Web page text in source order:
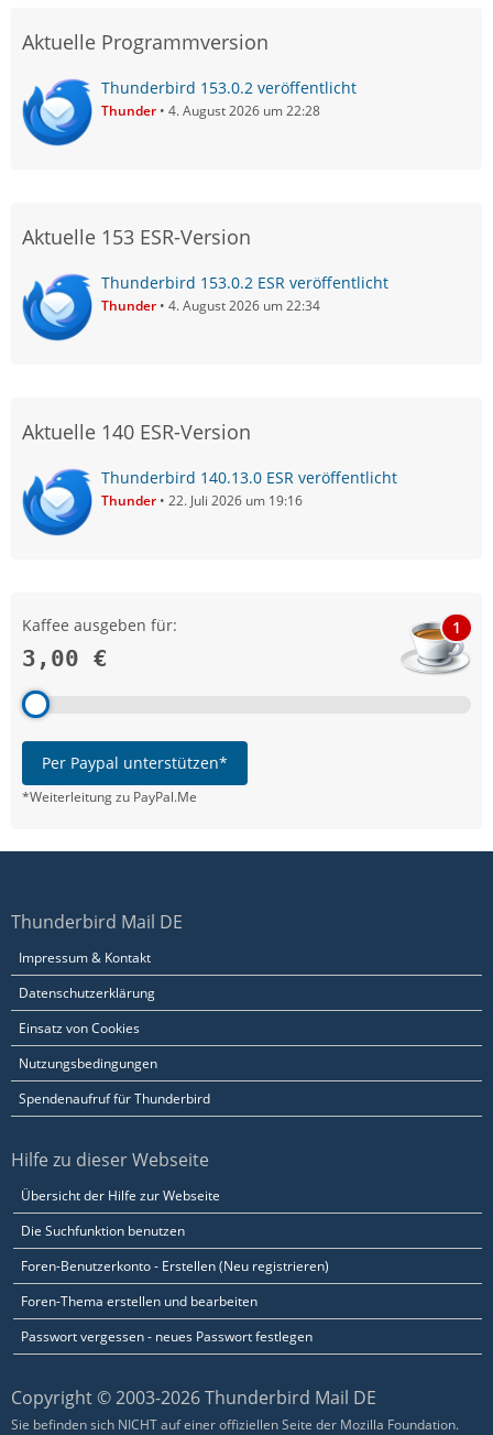
Aktuelle Programmversion
Thunderbird 153.0.2 veröffentlicht
Thunder 4. August 2026 um 22:28
Aktuelle 153 ESR-Version
Thunderbird 153.0.2 ESR veröffentlicht
Thunder 4. August 2026 um 22:34
Aktuelle 140 ESR-Version
Thunderbird 140.13.0 ESR veröffentlicht
Thunder 22. Juli 2026 um 19:16
Kaffee ausgeben für:
3,00 €
1
Per Paypal unterstützen*
*Weiterleitung zu PayPal.Me
Thunderbird Mail DE
Impressum & Kontakt
Datenschutzerklärung
Einsatz von Cookies
Nutzungsbedingungen
Spendenaufruf für Thunderbird
Hilfe zu dieser Webseite
Übersicht der Hilfe zur Webseite
Die Suchfunktion benutzen
Foren-Benutzerkonto - Erstellen (Neu registrieren)
Foren-Thema erstellen und bearbeiten
Passwort vergessen - neues Passwort festlegen
Copyright © 2003-2026 Thunderbird Mail DE
Sie befinden sich NICHT auf einer offiziellen Seite der Mozilla Foundation.